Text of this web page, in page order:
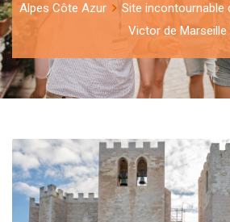
Alpes Côte Azur
Site incontournable
Victor de Marseille